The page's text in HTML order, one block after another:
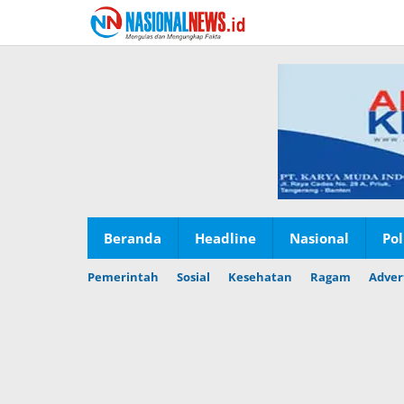
konten
Beranda Headline Nasional
Pemerintah Sosial Kesehatan Ragam